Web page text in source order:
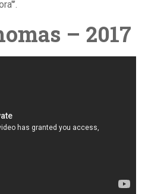
– 2017